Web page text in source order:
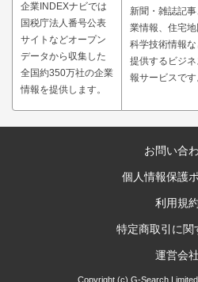
企業INDEXナビでは
国税庁法人番号公表
サイトなどオープン
データから収集した
全国約350万社の企業
情報を提供します。
新聞・雑誌記
業情報、住宅
科学技術情報な
提供するビジ
報サービスです
お問い合
個人情報保護
利用規約
特定商取引に関
運営会社
Copyright (c) G-Search